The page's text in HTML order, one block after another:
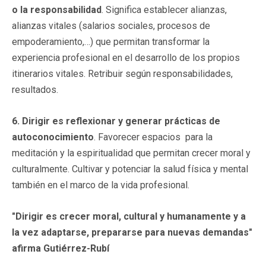
o la responsabilidad. Significa establecer alianzas,
alianzas vitales (salarios sociales, procesos de
empoderamiento,…) que permitan transformar la
experiencia profesional en el desarrollo de los propios
itinerarios vitales. Retribuir según responsabilidades,
resultados.
6. Dirigir es reflexionar y generar prácticas de
autoconocimiento. Favorecer espacios para la
meditación y la espiritualidad que permitan crecer moral y
culturalmente. Cultivar y potenciar la salud física y mental
también en el marco de la vida profesional.
"Dirigir es crecer moral, cultural y humanamente y a
la vez adaptarse, prepararse para nuevas demandas"
afirma Gutiérrez-Rubí